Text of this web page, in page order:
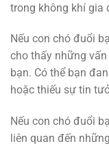
trong không khí gia
Nếu con chó đuổi
cho thấy những
bạn. Có thể bạn
hoặc thiếu sự tin
Nếu con chó đuổi
liên quan đến